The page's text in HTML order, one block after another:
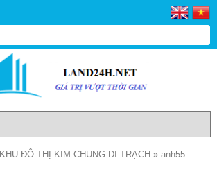
KHU ĐÔ THỊ KIM CHUNG DI TRẠCH » anh55